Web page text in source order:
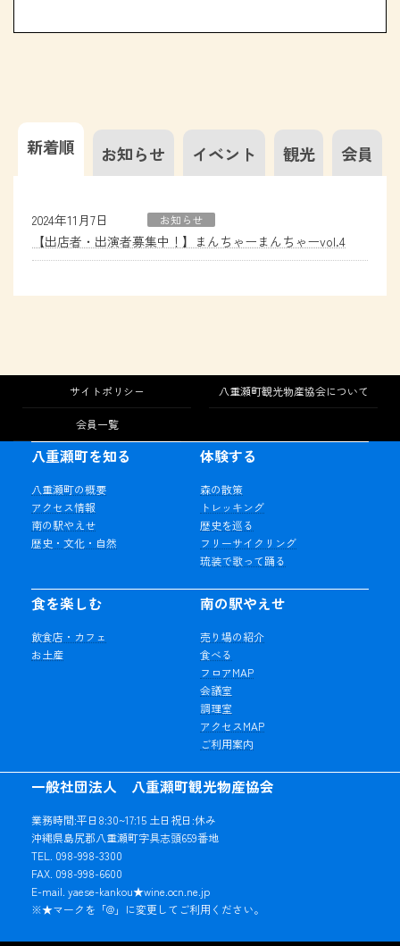
新着順 お知らせ イベント 観光 会員
2024年11月7日 お知らせ
【出店者・出演者募集中！】まんちゃーまんちゃーvol.4
サイトポリシー 八重瀬町観光物産協会について
会員一覧
一般社団法人 八重瀬町観光物産協会
業務時間:平日8:30~17:15 土日祝日:休み
沖縄県島尻郡八重瀬町字具志頭659番地
TEL. 098-998-3300
FAX. 098-998-6600
E-mail. yaese-kankou★wine.ocn.ne.jp
※★マークを「@」に変更してご利用ください。
八重瀬町を知る
八重瀬町の概要
アクセス情報
南の駅やえせ
歴史・文化・自然
体験する
森の散策
トレッキング
歴史を巡る
フリーサイクリング
琉装で歌って踊る
食を楽しむ
飲食店・カフェ
お土産
南の駅やえせ
売り場の紹介
食べる
フロアMAP
会議室
調理室
アクセスMAP
ご利用案内